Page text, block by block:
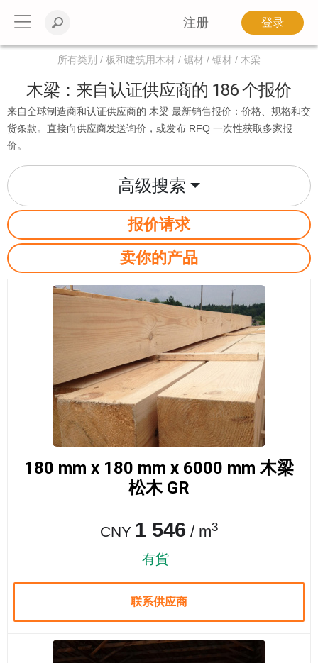
注册 登录
所有类别 板和建筑用木材 锯材 锯材 木梁
木梁：来自认证供应商的 186 个报价
来自全球制造商和认证供应商的 木梁 最新销售报价：价格、规格和交
货条款。直接向供应商发送询价，或发布 RFQ 一次性获取多家报
价。
高级搜索
报价请求
卖你的产品
180 mm x 180 mm x 6000 mm 木梁
松木 GR
CNY 1 546 / m3
有貨
联系供应商